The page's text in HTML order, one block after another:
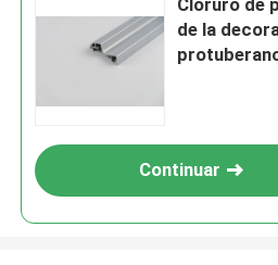
Cloruro de
de la
Continuar